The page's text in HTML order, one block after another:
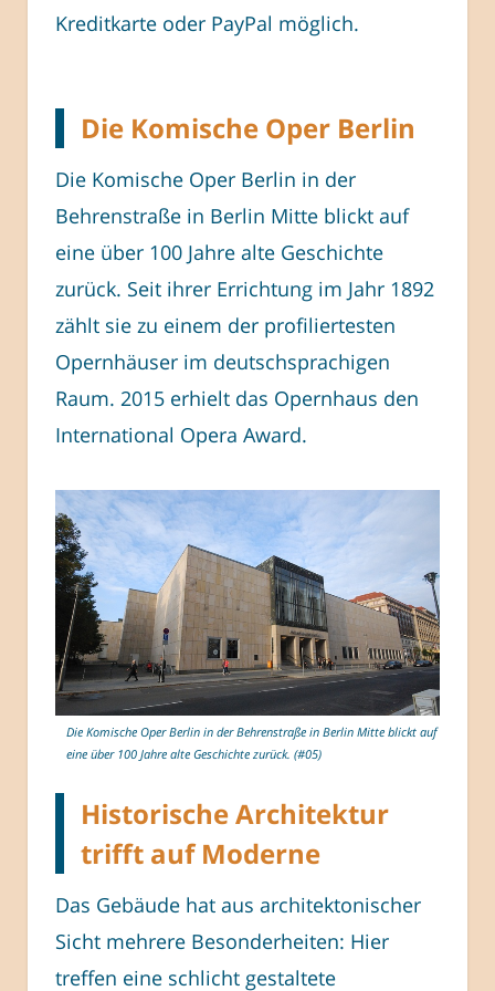
Kreditkarte oder PayPal möglich.
Die Komische Oper Berlin
Die Komische Oper Berlin in der
Behrenstraße in Berlin Mitte blickt auf
eine über 100 Jahre alte Geschichte
zurück. Seit ihrer Errichtung im Jahr 1892
zählt sie zu einem der profiliertesten
Opernhäuser im deutschsprachigen
Raum. 2015 erhielt das Opernhaus den
International Opera Award.
Die Komische Oper Berlin in der Behrenstraße in Berlin Mitte blickt auf
eine über 100 Jahre alte Geschichte zurück. (#05)
Historische Architektur
trifft auf Moderne
Das Gebäude hat aus architektonischer
Sicht mehrere Besonderheiten: Hier
treffen eine schlicht gestaltete